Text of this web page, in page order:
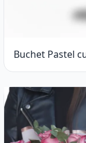
Buchet Pastel
Crizanteme și